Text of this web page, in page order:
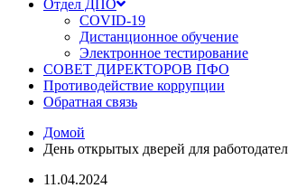
Отдел ДПО
COVID-19
Дистанционное обучение
Электронное тестирование
СОВЕТ ДИРЕКТОРОВ ПФО
Противодействие коррупции
Обратная связь
Домой
День открытых дверей для
11.04.2024